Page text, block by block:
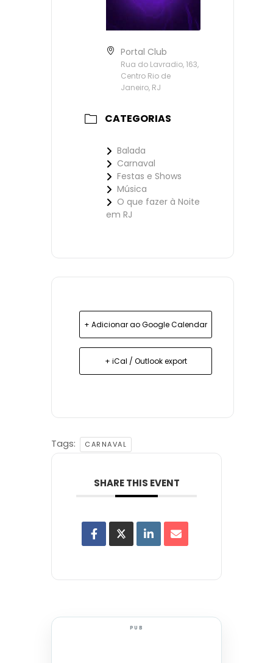
Portal Club
Rua do Lavradio, 163,
Centro Rio de
Janeiro, RJ
CATEGORIAS
Balada
Carnaval
Festas e Shows
Música
O que fazer à Noite
em RJ
+ Adicionar ao Google Calendar
+ iCal / Outlook export
Tags: CARNAVAL
SHARE THIS EVENT
PUB